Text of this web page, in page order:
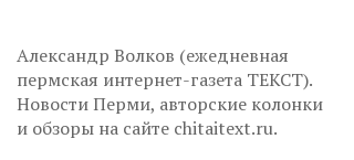
Александр Волков (ежедневная
пермская интернет-газета ТЕКСТ).
Новости Перми, авторские колонки
и обзоры на сайте chitaitext.ru.